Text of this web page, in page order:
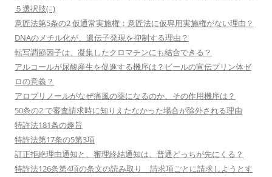
５選択肢(ﾆ)
意匠法第5条の2 仮通常実施権：意匠法に仮専用実施権がない理由？
DNAのメチル化が、遺伝子発現を抑制する理由？
転写調節因子は、凝集したクロマチンにも結合できる？
アルコールが尿酸産生を促進する機序は？ビールの宣伝プリン体ゼ
ロの意義？
アロプリノールがなぜ痛風の薬になるのか、その作用機序は？
50条の2 で審査請求時に知りえたなかった場合が除外される理由
特許法181条の趣旨
特許法第17条の5第3項
訂正拒絶理由通知と、審理終結通知は、普通どっちが先にくる？
特許法126条第4項の条文の読み取り 請求項ごとに請求しようとす